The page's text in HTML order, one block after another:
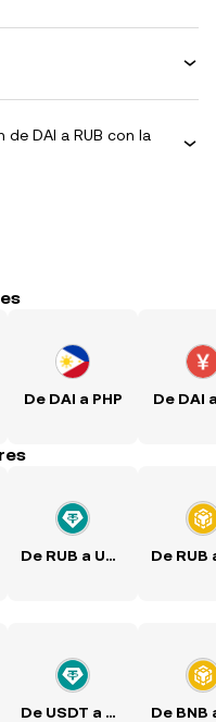
DAI a RUB con la
De DAI a PHP De DAI
De RUB a USDT
De USDT a RUB